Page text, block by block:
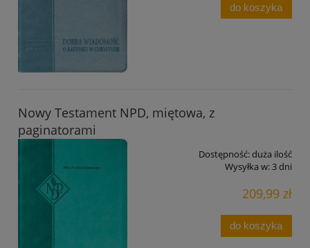
do koszyka
Nowy Testament NPD, miętowa, z
paginatorami
Dostępność:duża ilość
Wysyłka w:3 dni
209,99 zł
do koszyka